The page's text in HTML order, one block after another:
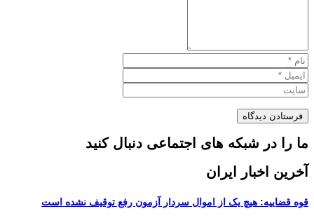
ما را در شبکه های اجتماعی دنبال کنید
آخرین اخبار ایران
قوه قضاییه: هیچ یک از اموال سردار آزمون رفع توقیف نشده است